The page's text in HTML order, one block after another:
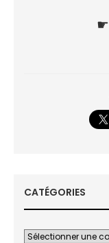
☛
CATÉGORIES